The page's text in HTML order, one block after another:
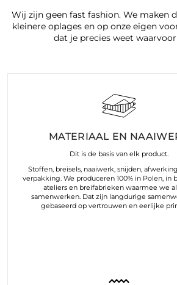
Wij zijn geen fast fashion. We maken
kleinere oplages en op onze eigen
dat je precies weet
MATERIAAL EN
Dit is de basis van elk product.
Stoffen, breisels, naaiwerk, snijden,
verpakking. We produceren 100% in Polen, in
ateliers en breifabrieken waarmee we
samenwerken. Dat zijn langdurige
gebaseerd op vertrouwen en eerlijke